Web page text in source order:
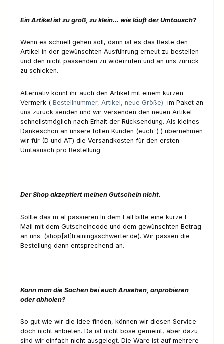
Ein Artikel ist zu groß, zu klein... wie läuft der Umtausch?
Wenn es schnell gehen soll, dann ist es das Beste den
Artikel in der gewünschten Ausführung erneut zu bestellen
und den nicht passenden zu widerrufen und an uns zurück
zu schicken.
Alternativ könnt ihr auch den Artikel mit einem kurzen
Vermerk ( Bestellnummer, Artikel, neue Größe) im Paket an
uns zurück senden und wir versenden den neuen Artikel
schnellstmöglich nach Erhalt der Rücksendung. Als kleines
Dankeschön an unsere tollen Kunden (euch :) ) übernehmen
wir für (D und AT) die Versandkosten für den ersten
Umtasusch pro Bestellung.
Der Shop akzeptiert meinen Gutschein nicht.
Sollte das m al passieren In dem Fall bitte eine kurze E-
Mail mit dem Gutscheincode und dem gewünschten Betrag
an uns. (shop[at]trainingsschwerter.de). Wir passen die
Bestellung dann entsprechend an.
Kann man die Sachen bei euch Ansehen, anprobieren
oder abholen?
So gut wie wir die Idee finden, können wir diesen Service
doch nicht anbieten. Da ist nicht böse gemeint, aber dazu
sind wir einfach nicht ausgelegt. Die Ware ist auf mehrere